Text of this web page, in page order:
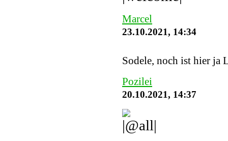
Marcel
23.10.2021, 14:34
Sodele, noch ist hier ja
Pozilei
20.10.2021, 14:37